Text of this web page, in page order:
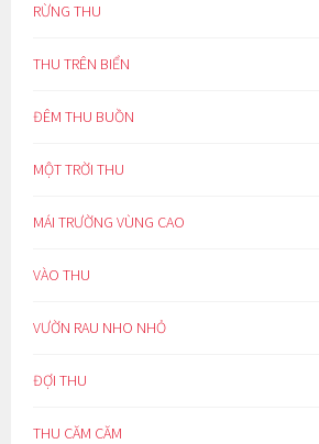
RỪNG THU
THU TRÊN BIỂN
ĐÊM THU BUỒN
MỘT TRỜI THU
MÁI TRƯỜNG VÙNG CAO
VÀO THU
VƯỜN RAU NHO NHỎ
ĐỢI THU
THU CĂM CĂM